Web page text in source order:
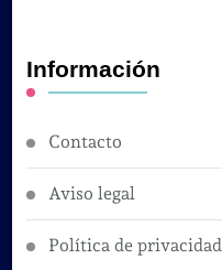
Información
Contacto
Aviso legal
Política de privacidad